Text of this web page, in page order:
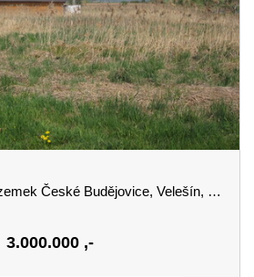
Budějovice, Velešín, Český Krumlov
3.000.000 ,-